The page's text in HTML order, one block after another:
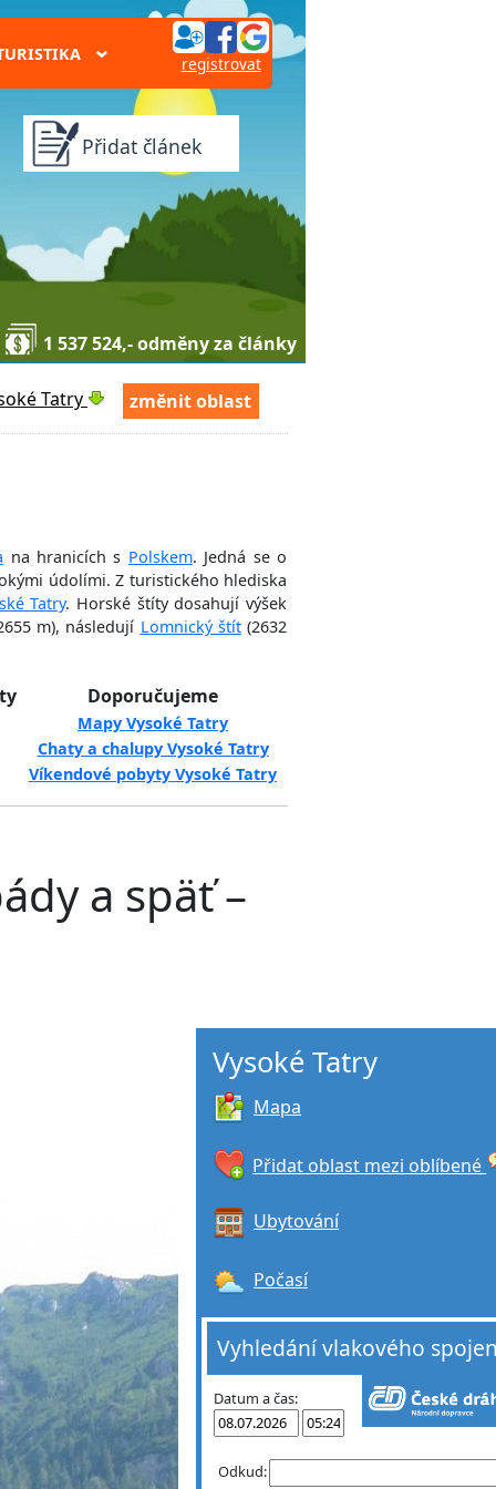
› registrovat
Přidat článek
1 537 524,- odměny za články
Tatry změnit oblast
na hranicích s Polskem. Jedná se o
údolími. Z turistického hlediska
Tatry. Horské štíty dosahují výšek
m), následují Lomnický štít(2632
Doporučujeme
Mapy Vysoké Tatry
Chaty a chalupy Vysoké Tatry
Víkendové pobyty Vysoké Tatry
a späť –
Vysoké Tatry
Mapa
Přidat oblast mezi oblíbené
Ubytování
Počasí
Vyhledání vlakového
Datum a čas:
Odkud: